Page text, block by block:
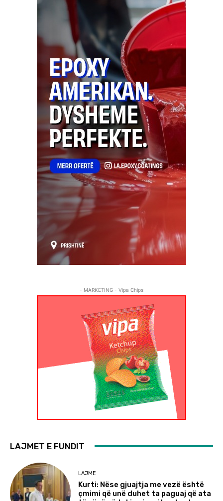
- MARKETING - Vipa Chips
LAJMET E FUNDIT
LAJME
Kurti: Nëse gjuajtja me vezë është
çmimi që unë duhet ta paguaj që ata